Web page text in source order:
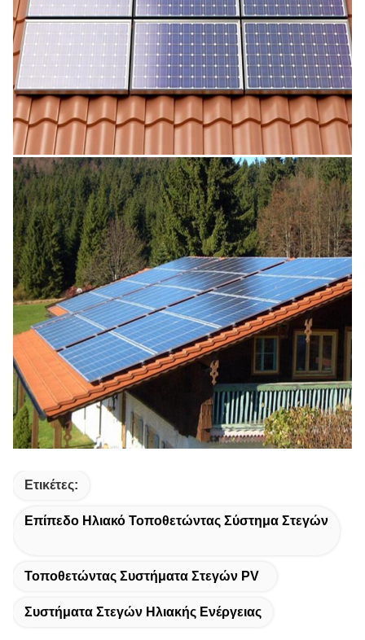
Ετικέτες:
Επίπεδο Ηλιακό Τοποθετώντας Σύστημα Στεγών
Τοποθετώντας Συστήματα Στεγών PV
Συστήματα Στεγών Ηλιακής Ενέργειας